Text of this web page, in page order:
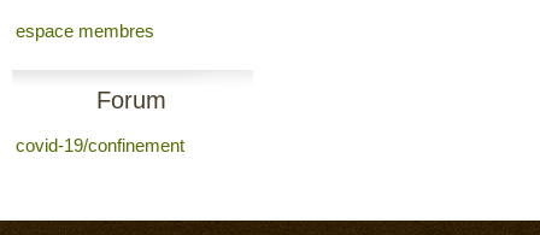
membres
espace membres
Forum
covid-19/confinement